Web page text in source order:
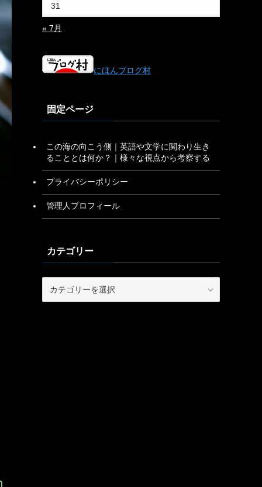
31
« 7月
にほんブログ村
固定ページ
この海の向こう側｜英語や文学に関わり生き
ることとは何か？｜様々な視点から考察する
プライバシーポリシー
管理人プロフィール
カテゴリー